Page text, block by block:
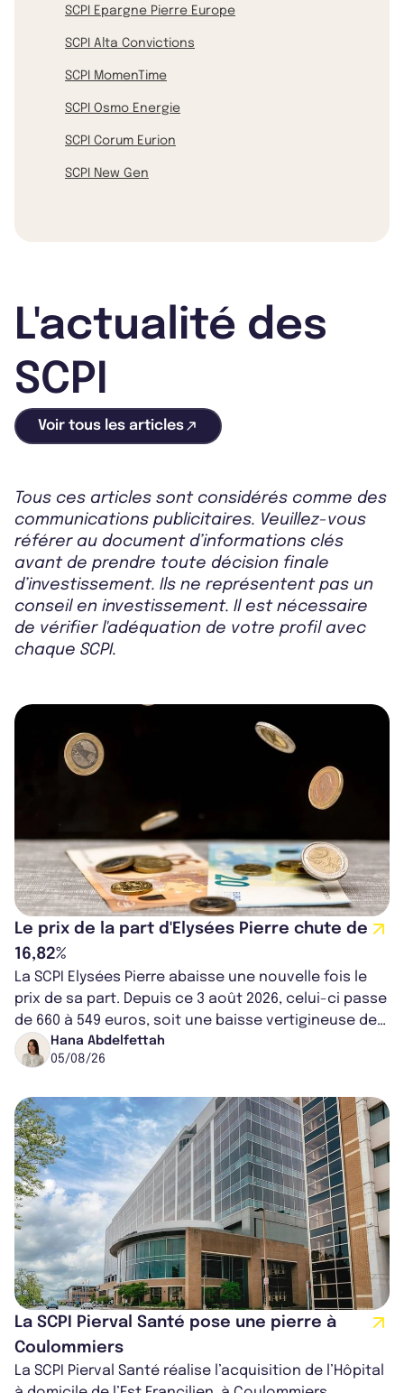
SCPI Epargne Pierre Europe
SCPI Alta Convictions
SCPI MomenTime
SCPI Osmo Energie
SCPI Corum Eurion
SCPI New Gen
L'actualité des
SCPI
Voir tous les articles
Tous ces articles sont considérés comme des
communications publicitaires. Veuillez-vous
référer au document d’informations clés
avant de prendre toute décision finale
d’investissement. Ils ne représentent pas un
conseil en investissement. Il est nécessaire
de vérifier l'adéquation de votre profil avec
chaque SCPI.
Le prix de la part d'Elysées Pierre chute de
16,82%
La SCPI Elysées Pierre abaisse une nouvelle fois le
prix de sa part. Depuis ce 3 août 2026, celui-ci passe
de 660 à 549 euros, soit une baisse vertigineuse de
16,82%. Cette nouvell...
Hana Abdelfettah
05/08/26
La SCPI Pierval Santé pose une pierre à
Coulommiers
La SCPI Pierval Santé réalise l’acquisition de l’Hôpital